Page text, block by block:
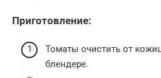
Приготовление:
Томаты очистить от
блендере.